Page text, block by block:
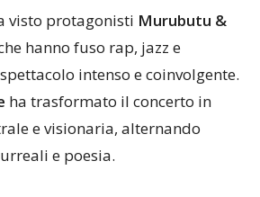
visto protagonisti Murubutu &
hanno fuso rap, jazz e
intenso e coinvolgente.
ha trasformato il concerto in
e visionaria, alternando
e poesia.